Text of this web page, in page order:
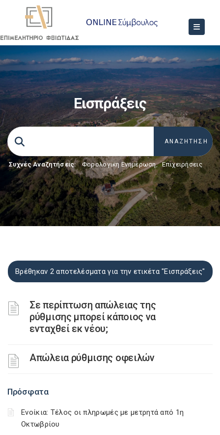
Εισπράξεις
Συχνές Αναζητήσεις: Φορολογικη Ενημέρωση, Επιχειρήσεις
Βρέθηκαν 2 αποτελέσματα για την ετικέτα "Εισπράξεις"
Σε περίπτωση απώλειας της
ρύθμισης μπορεί κάποιος να
ενταχθεί εκ νέου;
Απώλεια ρύθμισης οφειλών
Πρόσφατα
Ενοίκια: Τέλος οι πληρωμές με μετρητά από 1η
Οκτωβρίου